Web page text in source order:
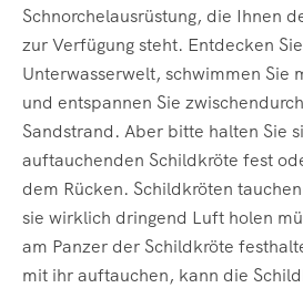
Schnorchelausrüstung, die Ihnen
zur Verfügung steht. Entdecken
Unterwasserwelt, schwimmen Sie
und entspannen Sie
Sandstrand. Aber bitte halten Sie
auftauchenden Schildkröte fest
dem Rücken. Schildkröten
sie wirklich dringend Luft holen
am Panzer der Schildkröte
mit ihr auftauchen, kann die